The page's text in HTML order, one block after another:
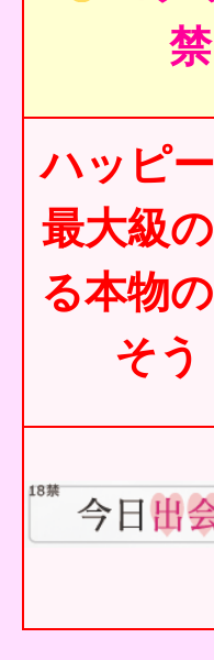
禁
ハッピ
最大級
る本物
そう